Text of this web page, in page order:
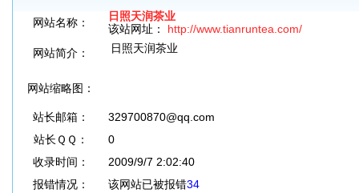
网站名称：
日照天润茶业
该站网址： http://www.tianruntea.com/
网站简介：
日照天润茶业
网站缩略图：
站长邮箱：
329700870@qq.com
站长ＱＱ：
0
收录时间：
2009/9/7 2:02:40
报错情况：
该网站已被报错34